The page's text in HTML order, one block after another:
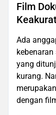
Film
Ada
yang
kurang.
dengan